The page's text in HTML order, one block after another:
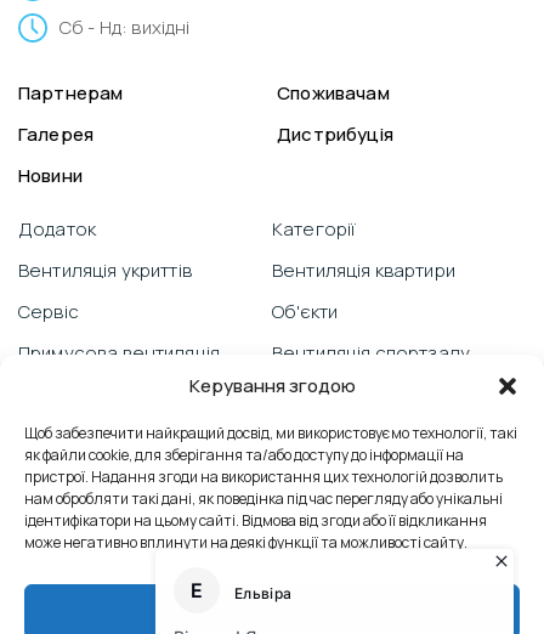
Керування згодою
Щоб забезпечити найкращий досвід, ми використовуємо технології, такі
як файли cookie, для зберігання та/або доступу до інформації на
пристрої. Надання згоди на використання цих технологій дозволить
нам обробляти такі дані, як поведінка під час перегляду або унікальні
ідентифікатори на цьому сайті. Відмова від згоди або її відкликання
може негативно вплинути на деякі функції та можливості сайту.
Прийняти
Сб - Нд: вихідні
Партнерам
Споживачам
Галерея
Дистрибуція
Новини
Додаток
Вентиляція укриттів
Сервіс
Примусова вентиляція
PRANA зі смартфону
Технічна підтримка
Боротьба з пліснявою
Категорії
Вентиляція квартири
Об'єкти
Вентиляція спортзалу
Відеоблог
Вентиляція школи
Відгуки
Вентиляція офісу
Промислова вентиляція